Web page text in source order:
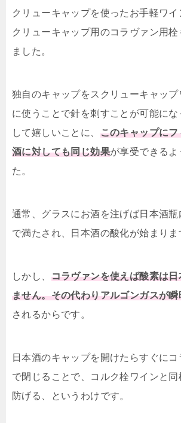
クリューキャップを使ったお手軽ワイ
クリューキャップ用のコラヴァン用栓
ました。
独自のキャップをスクリューキャップ
に使うことで針を刺すことが可能に
して嬉しいことに、 このキャップに
酒に対しても同じ効果が享受できるよ
た。
通常、グラスにお酒を注げば日本酒
で満たされ、日本酒の酸化が始まりま
しかし、 コラヴァンを使えば酸素は
ません。その代わりアルゴンガスが
されるからです。
日本酒のキャップを開けたらすぐに
で閉じることで、コルク栓ワインと
防げる、というわけです。